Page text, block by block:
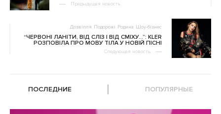
Предыдущая новость
Дозвілля Подорожі Родина Шоу-бізнес
“ЧЕРВОНІ ЛАНІТИ, ВІД СЛІЗ І ВІД СМІХУ…”: KLER
РОЗПОВІЛА ПРО МОВУ ТІЛА У НОВІЙ ПІСНІ
Следующая новость
ПОСЛЕДНИЕ ПОПУЛЯРНЫЕ